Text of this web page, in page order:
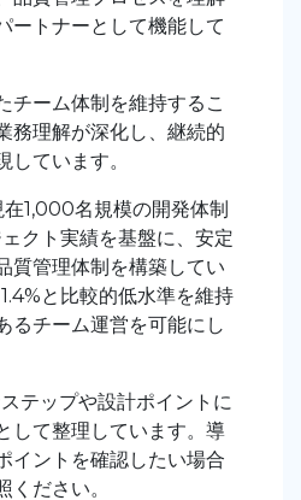
ートナーとして機能して
チーム体制を維持するこ
務理解が深化し、継続的
しています。
1,000名規模の開発体制
クト実績を基盤に、安定
質管理体制を構築してい
と比較的低水準を維持
るチーム運営を可能にし
テップや設計ポイントに
して整理しています。導
イントを確認したい場合
ください。